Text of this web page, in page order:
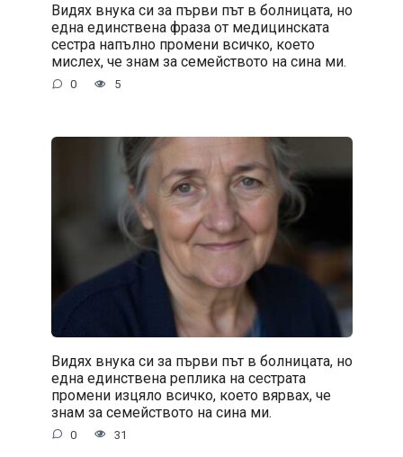
Видях внука си за първи път в болницата, но
една единствена фраза от медицинската
сестра напълно промени всичко, което
мислех, че знам за семейството на сина ми.
0 5
Видях внука си за първи път в болницата, но
една единствена реплика на сестрата
промени изцяло всичко, което вярвах, че
знам за семейството на сина ми.
0 31